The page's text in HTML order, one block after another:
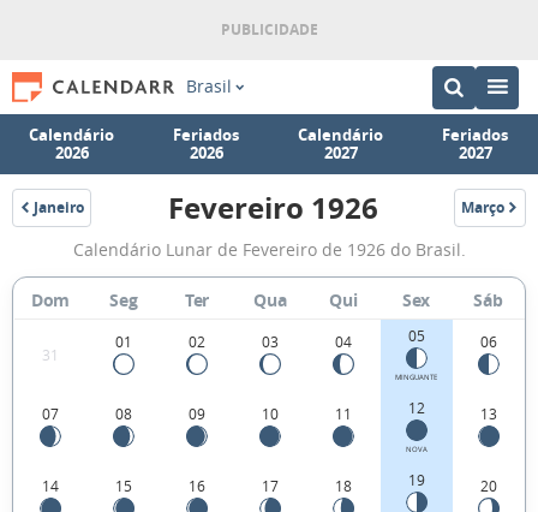
Brasil
Calendário
2026
Feriados
2026
Calendário
2027
Feriados
2027
Janeiro
1926
Fases
da
Lua
de
Fevereiro
1926
Fevereiro 1926 Março
1926
Calendário Lunar de Fevereiro de 1926 do Brasil.
Dom Seg Ter Qua Qui Sex Sáb
31
01 02 03 04 05
MINGUANTE
06
07 08 09 10 11 12
NOVA
13
14 15 16 17 18 19 20